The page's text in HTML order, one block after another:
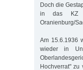
Doch die
in das KZ
Oranienburg/
Am 15.6.1936
wieder in
Hochverrat" zu